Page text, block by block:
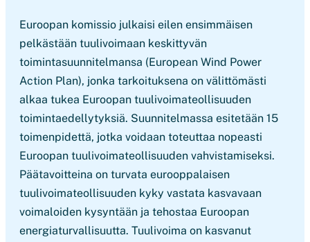
Euroopan komissio julkaisi eilen ensimmäisen
pelkästään tuulivoimaan keskittyvän
toimintasuunnitelmansa (European Wind Power
Action Plan), jonka tarkoituksena on välittömästi
alkaa tukea Euroopan tuulivoimateollisuuden
toimintaedellytyksiä. Suunnitelmassa esitetään 15
toimenpidettä, jotka voidaan toteuttaa nopeasti
Euroopan tuulivoimateollisuuden vahvistamiseksi.
Päätavoitteina on turvata eurooppalaisen
tuulivoimateollisuuden kyky vastata kasvavaan
voimaloiden kysyntään ja tehostaa Euroopan
energiaturvallisuutta. Tuulivoima on kasvanut